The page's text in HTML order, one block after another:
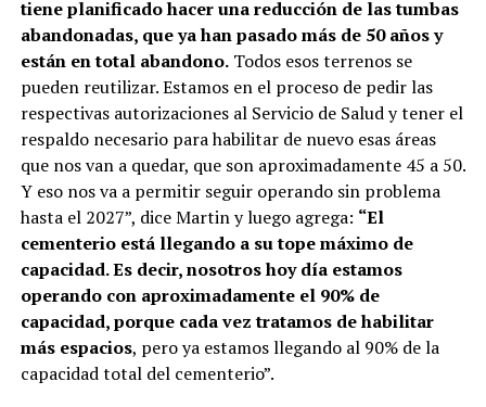
tiene planificado hacer una reducción de las tumbas
abandonadas, que ya han pasado más de 50 años y
están en total abandono.Todos esos terrenos se
pueden reutilizar. Estamos en el proceso de pedir las
respectivas autorizaciones al Servicio de Salud y tener el
respaldo necesario para habilitar de nuevo esas áreas
que nos van a quedar, que son aproximadamente 45 a 50.
Y eso nos va a permitir seguir operando sin problema
hasta el 2027”, dice Martin y luego agrega: “El
cementerio está llegando a su tope máximo de
capacidad. Es decir, nosotros hoy día estamos
operando con aproximadamente el 90% de
capacidad, porque cada vez tratamos de habilitar
más espacios, pero ya estamos llegando al 90% de la
capacidad total del cementerio”.